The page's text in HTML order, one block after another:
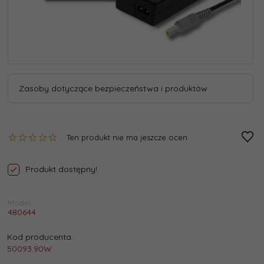
Zasoby dotyczące bezpieczeństwa i produktów
Ten produkt nie ma jeszcze ocen
Produkt dostępny!
Model:
480644
Kod producenta:
50093.90W